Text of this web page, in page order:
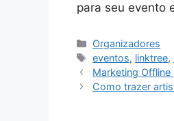
para seu evento
Categorias
Organizadores
Tags
eventos, linktree,
Marketing
Como trazer